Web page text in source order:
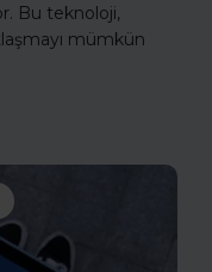
Bu teknoloji,
mümkün